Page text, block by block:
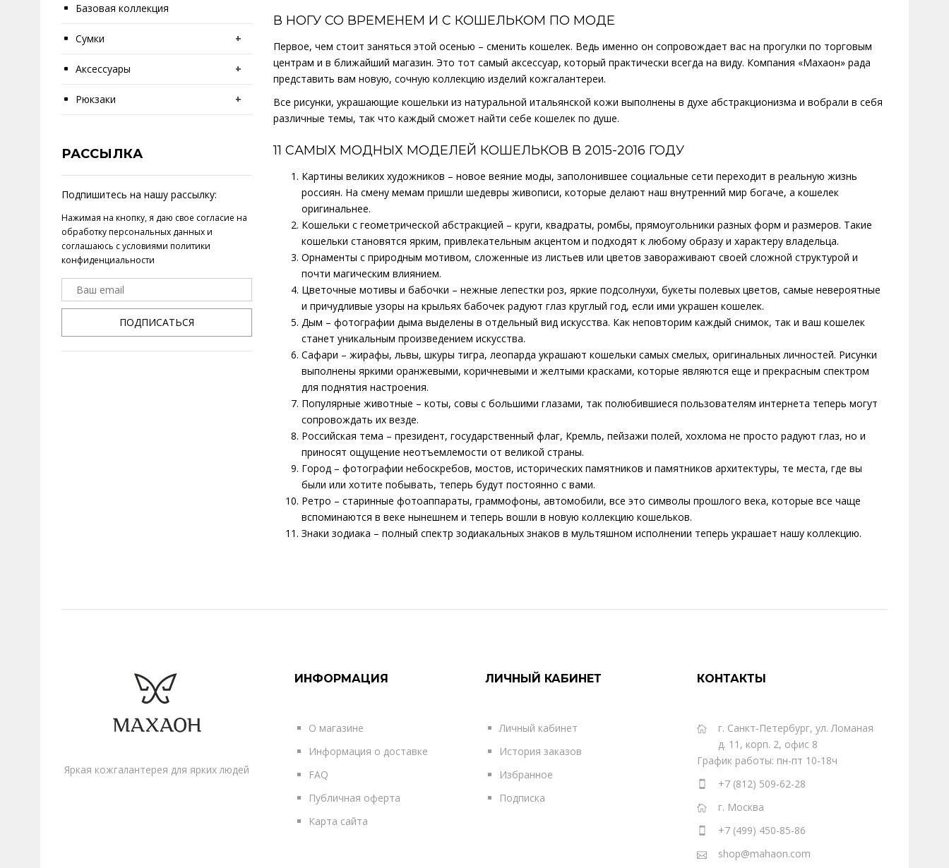
Базовая коллекция
Сумки +
Аксессуары +
Рюкзаки +
РАССЫЛКА
Подпишитесь на нашу рассылку:
Нажимая на кнопку, я даю свое согласие на
обработку персональных данныхи
соглашаюсь с условиями политики
конфиденциальности
ПОДПИСАТЬСЯ
В НОГУ СО ВРЕМЕНЕМ И С КОШЕЛЬКОМ ПО МОДЕ
Первое, чем стоит заняться этой осенью – сменить кошелек. Ведь именно он сопровождает вас на прогулки по торговым
центрам и в ближайший магазин. Это тот самый аксессуар, который практически всегда на виду. Компания «Махаон» рада
представить вам новую, сочную коллекцию изделий кожгалантереи.
Все рисунки, украшающие кошельки из натуральной итальянской кожи выполнены в духе абстракционизма и вобрали в себя
различные темы, так что каждый сможет найти себе кошелек по душе.
11 САМЫХ МОДНЫХ МОДЕЛЕЙ КОШЕЛЬКОВ В 2015-2016 ГОДУ
Картины великих художников – новое веяние моды, заполонившее социальные сети переходит в реальную жизнь
россиян. На смену мемам пришли шедевры живописи, которые делают наш внутренний мир богаче, а кошелек
оригинальнее.
Кошельки с геометрической абстракцией – круги, квадраты, ромбы, прямоугольники разных форм и размеров. Такие
кошельки становятся ярким, привлекательным акцентом и подходят к любому образу и характеру владельца.
Орнаменты с природным мотивом, сложенные из листьев или цветов завораживают своей сложной структурой и
почти магическим влиянием.
Цветочные мотивы и бабочки – нежные лепестки роз, яркие подсолнухи, букеты полевых цветов, самые невероятные
и причудливые узоры на крыльях бабочек радуют глаз круглый год, если ими украшен кошелек.
Дым – фотографии дыма выделены в отдельный вид искусства. Как неповторим каждый снимок, так и ваш кошелек
станет уникальным произведением искусства.
Сафари – жирафы, львы, шкуры тигра, леопарда украшают кошельки самых смелых, оригинальных личностей. Рисунки
выполнены яркими оранжевыми, коричневыми и желтыми красками, которые являются еще и прекрасным спектром
для поднятия настроения.
Популярные животные – коты, совы с большими глазами, так полюбившиеся пользователям интернета теперь могут
сопровождать их везде.
Российская тема – президент, государственный флаг, Кремль, пейзажи полей, хохлома не просто радуют глаз, но и
приносят ощущение неотъемлемости от великой страны.
Город – фотографии небоскребов, мостов, исторических памятников и памятников архитектуры, те места, где вы
были или хотите побывать, теперь будут постоянно с вами.
Ретро – старинные фотоаппараты, граммофоны, автомобили, все это символы прошлого века, которые все чаще
вспоминаются в веке нынешнем и теперь вошли в новую коллекцию кошельков.
Знаки зодиака – полный спектр зодиакальных знаков в мультяшном исполнении теперь украшает нашу коллекцию.
Яркая кожгалантерея для ярких людей
ИНФОРМАЦИЯ
О магазине
Информация о доставке
FAQ
Публичная оферта
Карта сайта
ЛИЧНЫЙ КАБИНЕТ
Личный кабинет
История заказов
Избранное
Подписка
КОНТАКТЫ
г. Санкт-Петербург, ул. Ломаная
д. 11, корп. 2, офис 8
График работы: пн-пт 10-18ч
+7 (812) 509-62-28
г. Москва
+7 (499) 450-85-86
shop@mahaon.com